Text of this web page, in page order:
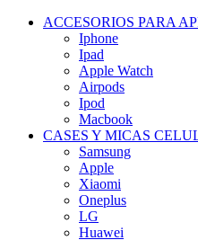
ACCESORIOS PARA
Iphone
Ipad
Apple Watch
Airpods
Ipod
Macbook
CASES Y MICAS
Samsung
Apple
Xiaomi
Oneplus
LG
Huawei